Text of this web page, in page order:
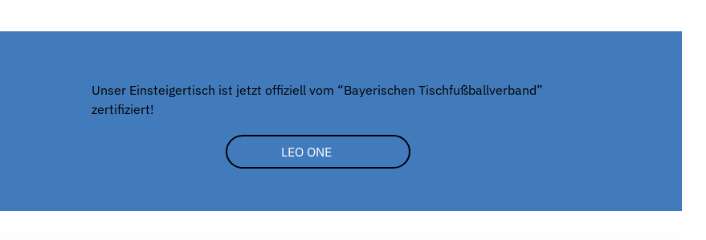
Unser Einsteigertisch ist jetzt offiziell vom “Bayerischen Tischfußballverband”
zertifiziert!
LEO ONE